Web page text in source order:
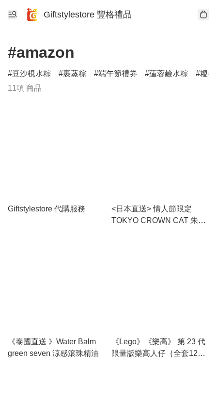
Giftstylestore 豐格禮品
#amazon
豆沙梘水粽 裹蒸粽 端午節禮劵 蓮蓉鹼水粽
糉劵
11項 商品
Giftstylestore 代購服務
<日本直送> 情人節限定
TOKYO CROWN CAT 朱古
《泰國直送 》Water Balm
green seven 涼感滾珠精油
《Lego》《樂高》 第 23 代
限量版樂高人仔｛全套12